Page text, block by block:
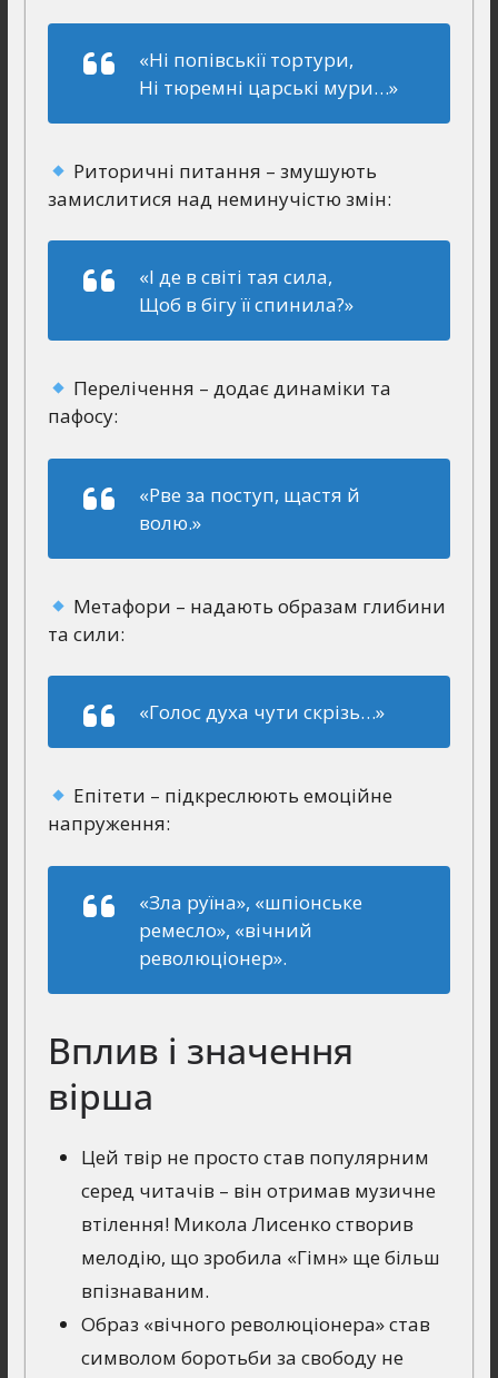
«Ні попівськії тортури,
Ні тюремні царські мури…»
Риторичні питання – змушують
замислитися над неминучістю змін:
«І де в світі тая сила,
Щоб в бігу її спинила?»
Перелічення – додає динаміки та
пафосу:
«Рве за поступ, щастя й
волю.»
Метафори – надають образам глибини
та сили:
«Голос духа чути скрізь…»
Епітети – підкреслюють емоційне
напруження:
«Зла руїна», «шпіонське
ремесло», «вічний
революціонер».
Вплив і значення
вірша
Цей твір не просто став популярним
серед читачів – він отримав музичне
втілення! Микола Лисенко створив
мелодію, що зробила «Гімн» ще більш
впізнаваним.
Образ «вічного революціонера» став
символом боротьби за свободу не